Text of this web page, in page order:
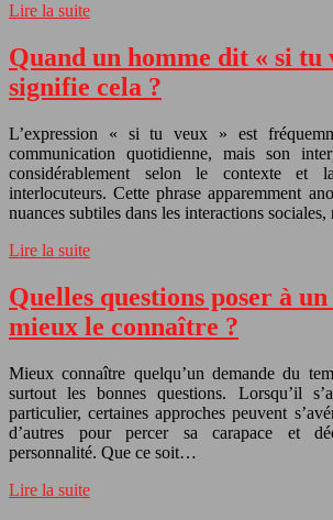
Lire la suite
Quand un homme dit « si tu
signifie cela ?
L’expression « si tu veux » est
communication quotidienne, mais son
considérablement selon le contexte et
interlocuteurs. Cette phrase apparemment
nuances subtiles dans les interactions
Lire la suite
Quelles questions poser à
mieux le connaître ?
Mieux connaître quelqu’un demande du
surtout les bonnes questions. Lorsqu’il
particulier, certaines approches peuvent
d’autres pour percer sa carapace et
personnalité. Que ce soit…
Lire la suite